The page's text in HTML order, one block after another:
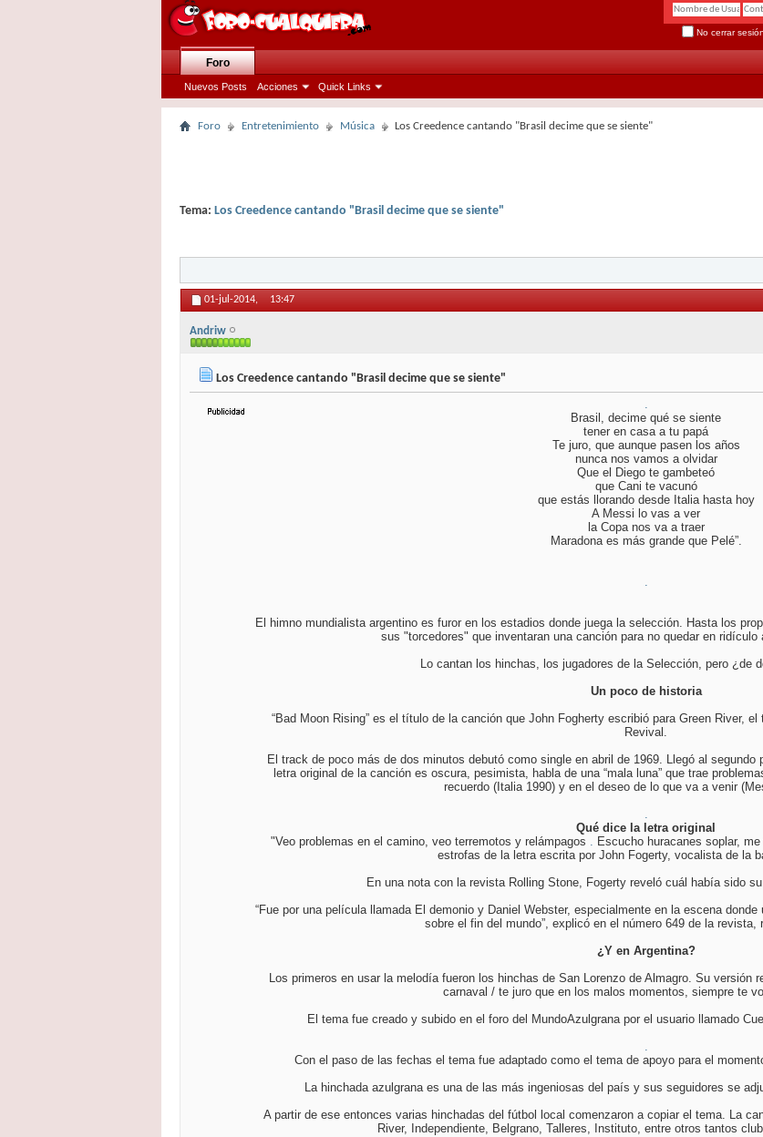
No cerrar sesión
Foro
Nuevos Posts Acciones Quick Links
Foro Entretenimiento Música Los Creedence cantando "Brasil decime que se siente"
Tema: Los Creedence cantando "Brasil decime que se siente"
01-jul-2014, 13:47
Andriw
Los Creedence cantando "Brasil decime que se siente"
.
Brasil, decime qué se siente
tener en casa a tu papá
Te juro, que aunque pasen los años
nunca nos vamos a olvidar
Que el Diego te gambeteó
que Cani te vacunó
que estás llorando desde Italia hasta hoy
A Messi lo vas a ver
la Copa nos va a traer
Maradona es más grande que Pelé”.
.
El himno mundialista argentino es furor en los estadios donde juega la selección. Hasta los
sus "torcedores" que inventaran una canción para no quedar en
Lo cantan los hinchas, los jugadores de la Selección, pero ¿de
Un poco de historia
“Bad Moon Rising” es el título de la canción que John Fogherty escribió para Green River,
Revival.
El track de poco más de dos minutos debutó como single en abril de 1969. Llegó al
letra original de la canción es oscura, pesimista, habla de una “mala luna” que trae
recuerdo (Italia 1990) y en el deseo de lo que va a venir
.
Qué dice la letra original
"Veo problemas en el camino, veo terremotos y relámpagos . Escucho huracanes soplar,
estrofas de la letra escrita por John Fogerty, vocalista de la
En una nota con la revista Rolling Stone, Fogerty reveló cuál había sido
“Fue por una película llamada El demonio y Daniel Webster, especialmente en la escena
sobre el fin del mundo”, explicó en el número 649 de la revista,
¿Y en Argentina?
Los primeros en usar la melodía fueron los hinchas de San Lorenzo de Almagro. Su versión
carnaval / te juro que en los malos momentos, siempre te
El tema fue creado y subido en el foro del MundoAzulgrana por el usuario llamado
.
Con el paso de las fechas el tema fue adaptado como el tema de apoyo para el
La hinchada azulgrana es una de las más ingeniosas del país y sus seguidores se
A partir de ese entonces varias hinchadas del fútbol local comenzaron a copiar el tema. La
River, Independiente, Belgrano, Talleres, Instituto, entre otros tantos